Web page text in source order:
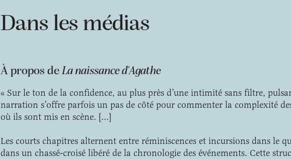
Dans les médias
À propos de La naissance d'Agathe
« Sur le ton de la confidence, au plus près d’une intimité sans filtre,
narration s’offre parfois un pas de côté pour commenter la complexité
où ils sont mis en scène. […]
Les courts chapitres alternent entre réminiscences et incursions dans le
dans un chassé-croisé libéré de la chronologie des événements. Cette